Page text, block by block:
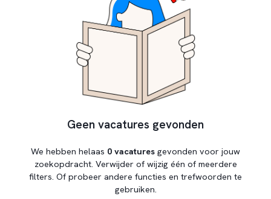
Geen vacatures gevonden
We hebben helaas 0 vacatures gevonden voor jouw
zoekopdracht. Verwijder of wijzig één of meerdere
filters. Of probeer andere functies en trefwoorden te
gebruiken.